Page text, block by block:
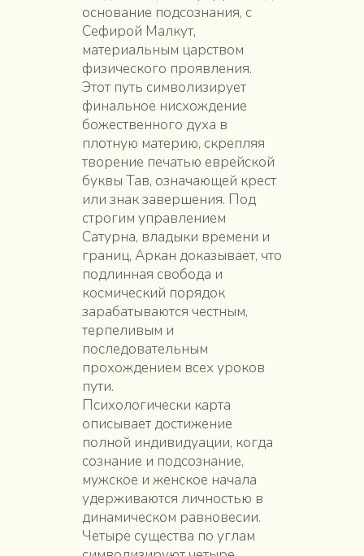
основание подсознания, с
Сефирой Малкут,
материальным царством
физического проявления.
Этот путь символизирует
финальное нисхождение
божественного духа в
плотную материю, скрепляя
творение печатью еврейской
буквы Тав, означающей крест
или знак завершения. Под
строгим управлением
Сатурна, владыки времени и
границ, Аркан доказывает, что
подлинная свобода и
космический порядок
зарабатываются честным,
терпеливым и
последовательным
прохождением всех уроков
пути.
Психологически карта
описывает достижение
полной индивидуации, когда
сознание и подсознание,
мужское и женское начала
удерживаются личностью в
динамическом равновесии.
Четыре существа по углам